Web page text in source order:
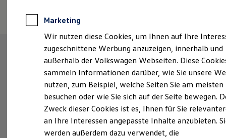
Anpfiff zum Gewinn
Elektroautos
ID. Tutorials
Elektrofahrzeugkonzepte
Reichweite
Reichweite der ID. Modelle
Reichweite im Winter
Laden
Laden unterwegs
Laden Zuhause
Marketing
Wir nutzen diese Cookies, um Ihnen auf Ihre
zugeschnittene Werbung anzuzeigen, innerhalb und
außerhalb der Volkswagen Webseiten. Diese
sammeln Informationen darüber, wie Sie unsere
nutzen, zum Beispiel, welche Seiten Sie am meisten
besuchen oder wie Sie sich auf der Seite bewegen.
Zweck dieser Cookies ist es, Ihnen für Sie
an Ihre Interessen angepasste Inhalte anzubieten.
werden außerdem dazu verwendet, die